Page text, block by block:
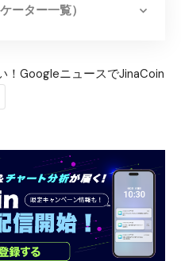
ーター一覧）
！GoogleニュースでJinaCoin